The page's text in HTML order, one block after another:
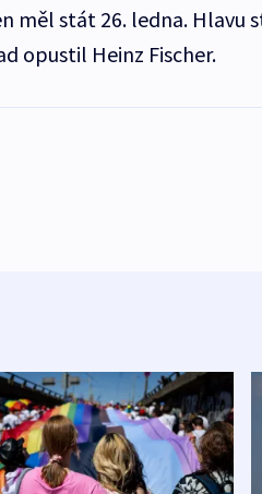
měl stát 26. ledna. Hlavu
opustil Heinz Fischer.